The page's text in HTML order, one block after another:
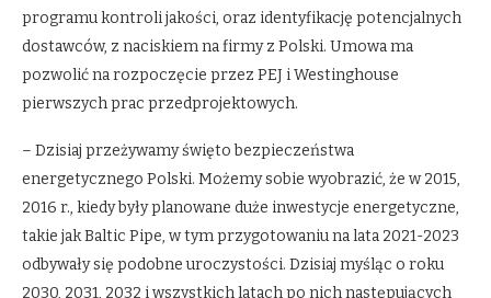
programu kontroli jakości, oraz identyfikację potencjalnych
dostawców, z naciskiem na firmy z Polski. Umowa ma
pozwolić na rozpoczęcie przez PEJ i Westinghouse
pierwszych prac przedprojektowych.
– Dzisiaj przeżywamy święto bezpieczeństwa
energetycznego Polski. Możemy sobie wyobrazić, że w 2015,
2016 r., kiedy były planowane duże inwestycje energetyczne,
takie jak Baltic Pipe, w tym przygotowaniu na lata 2021-2023
odbywały się podobne uroczystości. Dzisiaj myśląc o roku
2030, 2031, 2032 i wszystkich latach po nich następujących